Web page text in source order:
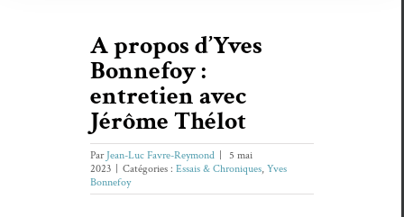
A propos d’Yves
Bonnefoy :
entretien avec
Jérôme Thélot
Par Jean-Luc Favre-Reymond
5 mai
2023
Catégories : Essais & Chroniques, Yves
Bonnefoy